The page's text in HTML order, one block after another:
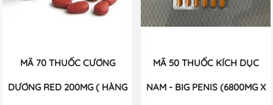
MÃ 70 THUỐC CƯƠNG
DƯƠNG RED 200MG ( HÀNG
MÃ 50 THUỐC KÍCH DỤC
NAM - BIG PENIS (6800MG X